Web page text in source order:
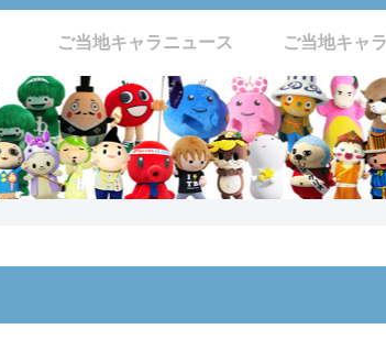
ご当地キャラニュース ご当地キャ